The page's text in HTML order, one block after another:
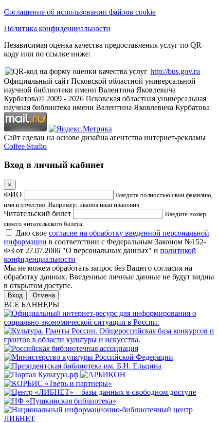
Соглашение об использовании файлов cookie
Политика конфиденциальности
Независимая оценка качества предоставления услуг по QR-
коду или по ссылке ниже:
http://bus.gov.ru
Официальный сайт Псковской областной универсальной
научной библиотеки имени Валентина Яковлевича
Курбатова© 2009 - 2026 Псковская областная универсальная
научная библиотека имени Валентина Яковлевича Курбатова
Сайт сделан на основе дизайна агентства интернет-рекламы
Coffee Studio
Вход в личный кабинет
×
ФИО
Введите полностью свои фамилию,
имя и отчество. Например: иванов иван иванович
Читательский билет
Введите номер
своего читательского билета.
Даю свое согласие на обработку введенной персональной
информации в соответствии с Федеральным Законом №152-
ФЗ от 27.07.2006 "О персональных данных" и политикой
конфиденциальности
Мы не можем обработать запрос без Вашего согласия на
обработку данных. Введенные личные данные не будут видны
в открытом доступе.
Отмена
ВСЕ БАННЕРЫ